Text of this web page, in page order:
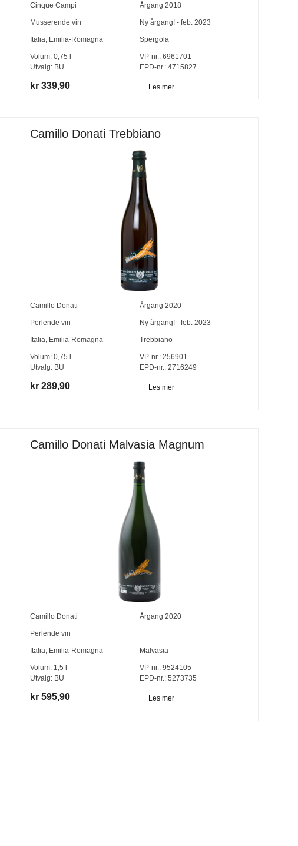
Cinque Campi Årgang 2018
Musserende vin Ny årgang! - feb. 2023
Italia, Emilia-Romagna Spergola
Volum: 0,75
Utvalg: BU
VP-nr.:6961701
EPD-nr.: 4715827
kr 339,90 Les mer
Camillo Donati Trebbiano
Camillo Donati Årgang 2020
Perlende vin Ny årgang! - feb. 2023
Italia, Emilia-Romagna Trebbiano
Volum: 0,75 l
Utvalg: BU
VP-nr.:256901
EPD-nr.: 2716249
kr 289,90 Les mer
Camillo Donati Malvasia Magnum
Camillo Donati Årgang 2020
Perlende vin
Italia, Emilia-Romagna Malvasia
Volum: 1,5 l
Utvalg: BU
VP-nr.:9524105
EPD-nr.: 5273735
kr 595,90 Les mer